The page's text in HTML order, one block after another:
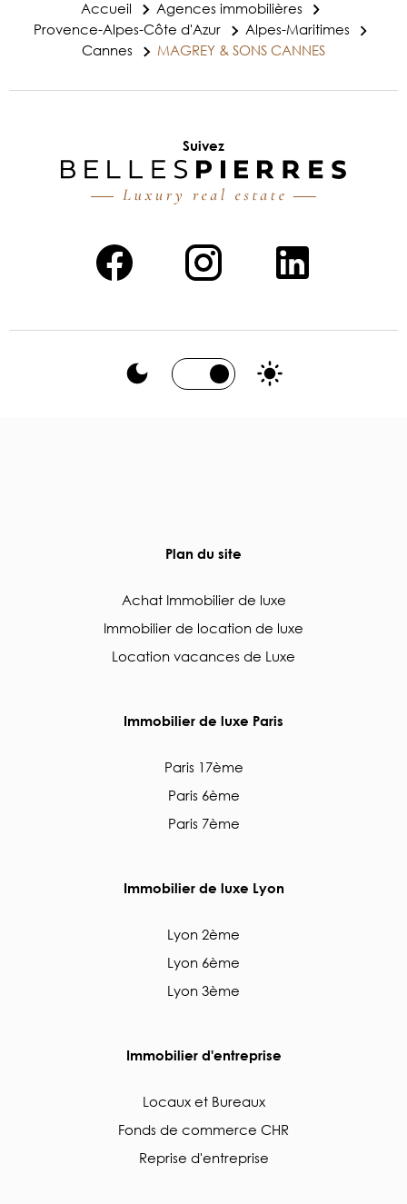
Accueil
Agences immobilières
Provence-Alpes-Côte d'Azur
Alpes-Maritimes
Cannes
MAGREY & SONS CANNES
Suivez
Plan du site
Achat Immobilier de luxe
Immobilier de location de luxe
Location vacances de Luxe
Immobilier de luxe Paris
Paris 17ème
Paris 6ème
Paris 7ème
Immobilier de luxe Lyon
Lyon 2ème
Lyon 6ème
Lyon 3ème
Immobilier d'entreprise
Locaux et Bureaux
Fonds de commerce CHR
Reprise d'entreprise